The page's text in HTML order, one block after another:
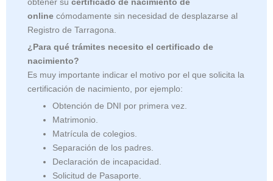
obtener su certificado de nacimiento de
online cómodamente sin necesidad de desplazarse al
Registro de Tarragona.
¿Para qué trámites necesito el certificado de
nacimiento?
Es muy importante indicar el motivo por el que solicita la
certificación de nacimiento, por ejemplo:
Obtención de DNI por primera vez.
Matrimonio.
Matrícula de colegios.
Separación de los padres.
Declaración de incapacidad.
Solicitud de Pasaporte.